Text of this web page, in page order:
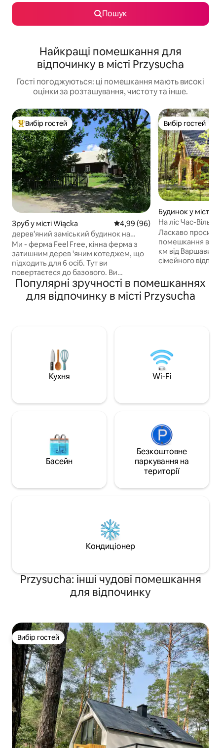
Пошук
Найкращі помешкання для
відпочинку в місті Przysucha
Гості погоджуються: ці помешкання мають високі
оцінки за розташування, чистоту та інше.
Топ вибір гостей
Вибір гостей
Зруб у місті Wiącka Середня оцінка: 4,99 з 5,
4,99 (96)
дерев’яний заміський будинок на
фермі Feel Free
Ми - ферма Feel Free, кінна ферма з
затишним дерев 'яним котеджем, що
підходить для 6 осіб. Тут ви
повертаєтеся до базового. Ви
наближаєтеся до природи і можете
насолоджуватися фермерським
життям. Ви можете познайомитися з
знаходиться поруч. Тому ми завжди
готові допомогти або поставити
запитання. Ми залишаємо наших
гостей максимально вільними. Ми
Вибір гостей
Вибір гостей
Будинок у місті
На ліс Час-Вільга
Ласкаво просимо
помешкання в
км від Варшави!
сімейного
природі або
оптоволоконний
площею 120 кв. м
тварин. ЦЕ НЕ
ГУЧНИХ
Популярні зручності в помешканнях
для відпочинку в місті Przysucha
Кухня Wi-Fi
Басейн
Безкоштовне
паркування на
території
Кондиціонер
Przysucha: інші чудові помешкання
для відпочинку
Вибір гостей
Вибір гостей